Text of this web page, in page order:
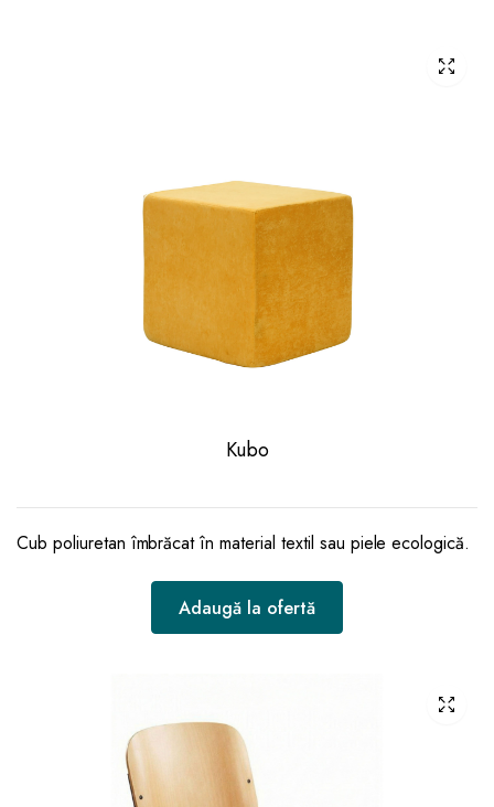
Kubo
Cub poliuretan îmbrăcat în material textil sau piele ecologică.
Adaugă la ofertă